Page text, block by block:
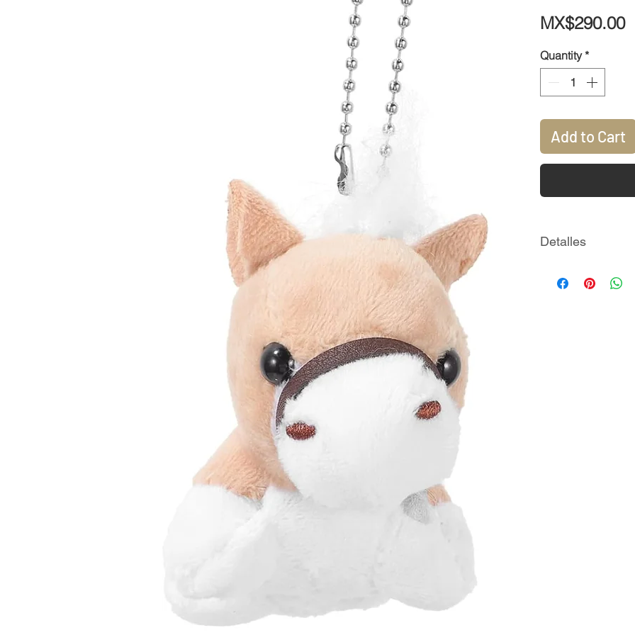
MX$290.00
Quantity *
Add to Cart
Detalles